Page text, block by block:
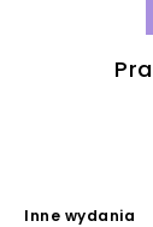
Inne wydania